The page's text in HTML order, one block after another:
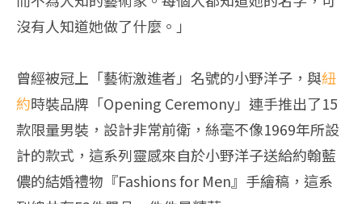
沒有人知道她做了什麼。」
曾經被冠上「藝術激進者」名號的小野洋子，與紐
約時裝品牌「Opening Ceremony」連手推出了15
款限量男裝，設計非常前衛，絲毫不像1969年所設
計的款式，這系列靈感來自於小野洋子送給約翰藍
儂的結婚禮物『Fashions for Men』手繪稿，這系